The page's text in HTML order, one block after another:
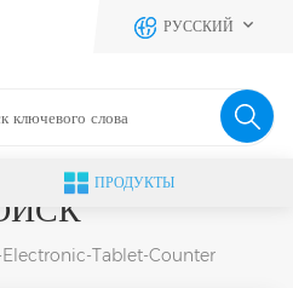
РУССКИЙ
ПРОДУКТЫ
Tablet-Counter